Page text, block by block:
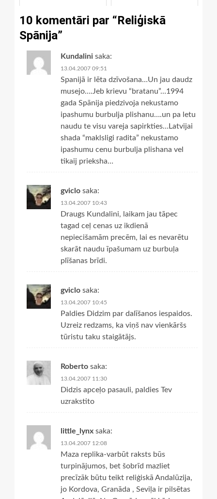
10 komentāri par “Reliģiskā
Spānija”
Kundalini saka:
13.04.2007 09:51
Spanijā ir lēta dzīvošana…Un jau daudz
musejo….Jeb krievu “bratanu”…1994
gada Spānija piedzivoja nekustamo
ipashumu burbulja plishanu….un pa letu
naudu te visu vareja sapirkties…Latvijai
shada “maklsligi radita” nekustamo
ipashumu cenu burbulja plishana vel
tikaij prieksha…
gviclo saka:
13.04.2007 10:43
Draugs Kundalini, laikam jau tāpec
tagad ceļ cenas uz ikdienā
nepiecišamām precēm, lai es nevarētu
skarāt naudu īpašumam uz burbuļa
plīšanas brīdi.
gviclo saka:
13.04.2007 10:45
Paldies Didzim par dalīšanos iespaidos.
Uzreiz redzams, ka viņš nav vienkāršs
tūristu taku staigātājs.
Roberto saka:
13.04.2007 11:30
Didzis apceļo pasauli, paldies Tev
uzrakstito
little_lynx saka:
13.04.2007 12:08
Maza replika-varbūt raksts būs
turpinājumos, bet šobrīd mazliet
precīzāk būtu teikt reliģiskā Andalūzija,
jo Kordova, Granāda , Seviļa ir pilsētas